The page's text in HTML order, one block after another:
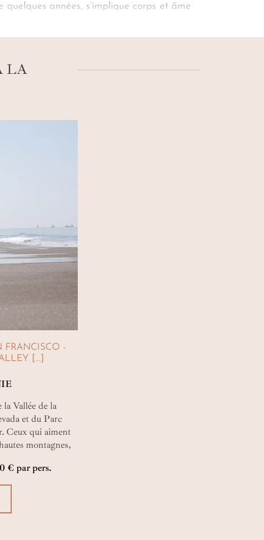
années, s’implique corps et âme
LA
FRANCISCO -
[...]
Vallée de la
et du Parc
Ceux qui aiment
montagnes,
€ par pers.